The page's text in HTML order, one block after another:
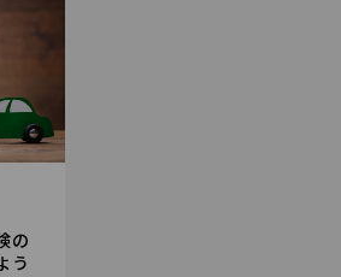
の
う